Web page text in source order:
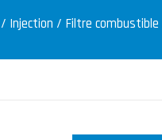
Injection / Filtre combustible